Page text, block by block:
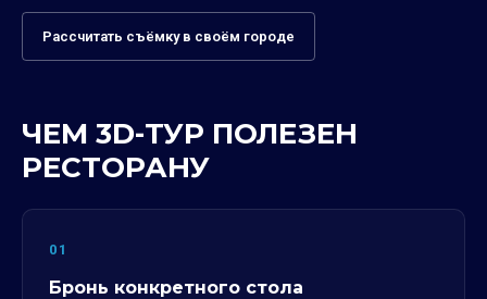
Рассчитать съёмку в своём городе
ЧЕМ 3D-ТУР ПОЛЕЗЕН
РЕСТОРАНУ
01
Бронь конкретного стола